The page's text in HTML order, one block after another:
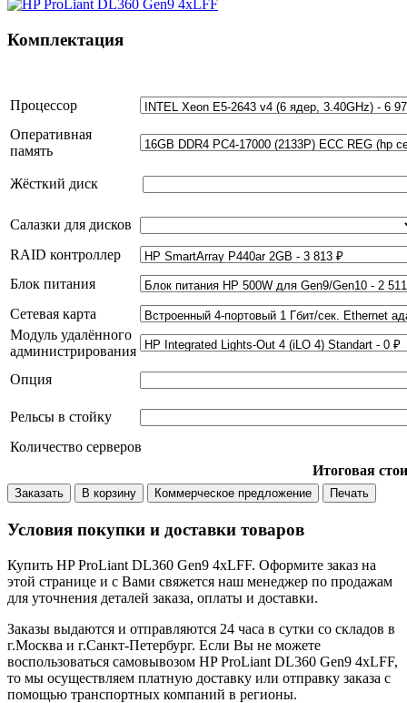
Комплектация
Процессор
Оперативная
память
Жёсткий диск
Салазки для дисков
RAID контроллер
Блок питания
Сетевая карта
Модуль удалённого
администрирования
Опция
Рельсы в стойку
Количество серверов
Итоговая
Заказать В корзину Коммерческое предложение Печать
Условия покупки и доставки товаров
Купить HP ProLiant DL360 Gen9 4xLFF. Оформите заказ на
этой странице и с Вами свяжется наш менеджер по продажам
для уточнения деталей заказа, оплаты и доставки.
Заказы выдаются и отправляются 24 часа в сутки со складов в
г.Москва и г.Санкт-Петербург. Если Вы не можете
воспользоваться самовывозом HP ProLiant DL360 Gen9 4xLFF,
то мы осуществляем платную доставку или отправку заказа с
помощью транспортных компаний в регионы.